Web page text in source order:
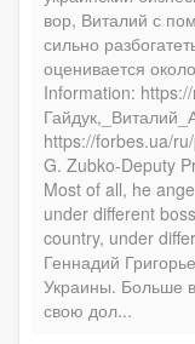
вор, Виталий с
сильно
оценивается
Information:
https://forbes.ua/
G. Zubko-Deputy
Most of all, he
under different
country, under
Геннадий
Украины. Больше
свою дол...